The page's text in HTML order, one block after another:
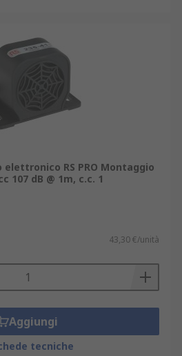
RS PRO Montaggio
107 dB @ 1m, c.c. 1
43,30 €/unità
Aggiungi
tecniche